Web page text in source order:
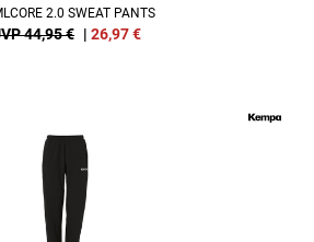
2.0 SWEAT PANTS
44,95 € | 26,97€